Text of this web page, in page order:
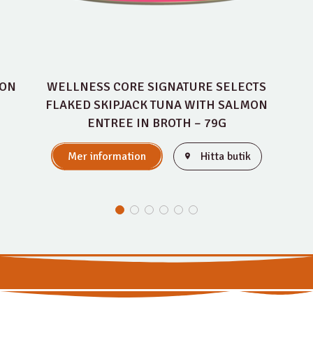
WELLNESS CORE SIGNATURE SELECTS
FLAKED SKIPJACK TUNA WITH SALMON
ENTREE IN BROTH – 79G
Mer information Hitta butik